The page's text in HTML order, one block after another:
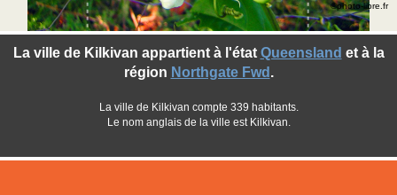
La ville de Kilkivan appartient à l'état Queensland et à la
région Northgate Fwd .
La ville de Kilkivan compte 339 habitants.
Le nom anglais de la ville est Kilkivan.
©photo-libre.fr